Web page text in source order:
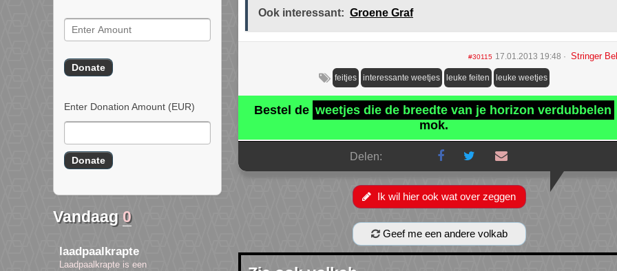
Enter Donation Amount (EUR)
Vandaag 0
laadpaalkrapte
Laadpaalkrapte is een
Ook interessant: Groene Graf
#30115 17.01.2013 19:48 Stringer
feitjes interessante weetjes leuke feiten leuke weetjes
Bestel de weetjes die de breedte van je horizon verdubbelen
mok.
Delen:
Ik wil hier ook wat over zeggen
Geef me een andere volkab